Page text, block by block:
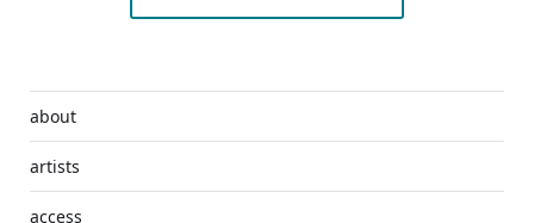
about
artists
access